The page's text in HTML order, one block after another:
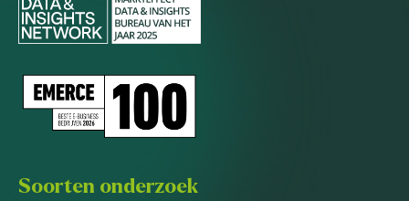
Soorten onderzoek